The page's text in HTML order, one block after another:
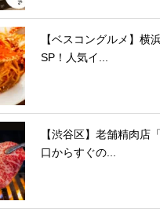
【ベスコングルメ】横
SP！人気イ...
【渋谷区】老舗精肉店
口からすぐの...